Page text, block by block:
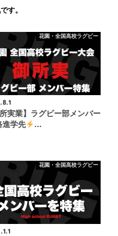
す。
花園・全国高校ラグビー
所実業】ラグビー部メンバー
進学先
…
花園・全国高校ラグビー